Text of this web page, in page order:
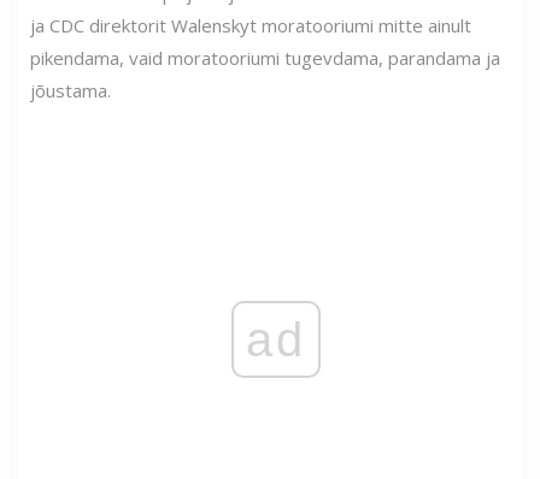
ja CDC direktorit Walenskyt moratooriumi mitte ainult
pikendama, vaid moratooriumi tugevdama, parandama ja
jõustama.
ad